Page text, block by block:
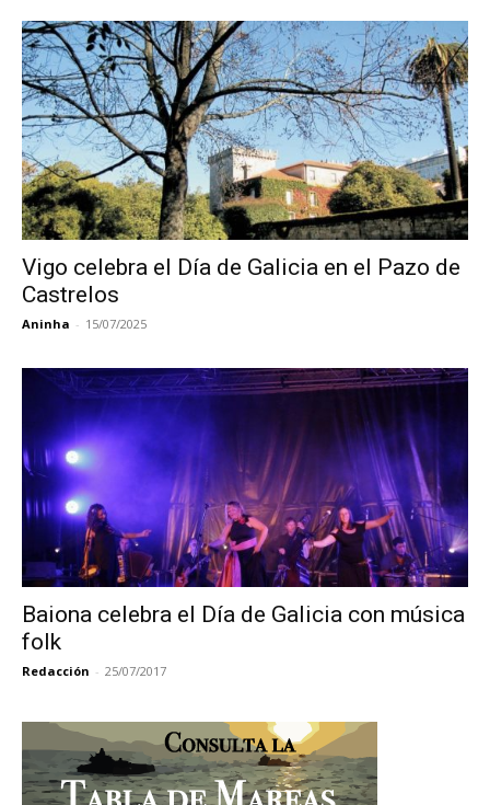
Vigo celebra el Día de Galicia en el Pazo de
Castrelos
Aninha - 15/07/2025
Baiona celebra el Día de Galicia con música
folk
Redacción - 25/07/2017